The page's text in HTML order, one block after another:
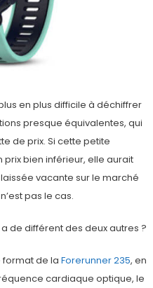
en plus difficile à déchiffrer
presque équivalentes, qui
de prix. Si cette petite
prix bien inférieur, elle aurait
vacante sur le marché
pas le cas.
de différent des deux autres ?
format de la Forerunner 235, en
cardiaque optique, le